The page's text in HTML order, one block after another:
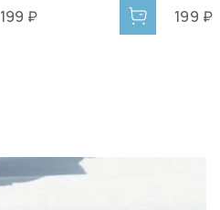
199 ₽
199 ₽